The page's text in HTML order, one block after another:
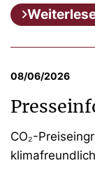
08/06/2026
CO₂-